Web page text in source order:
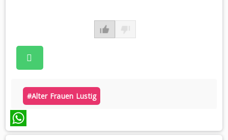
#alter Frauen Lustig
WhatsApp